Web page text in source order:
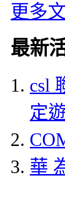
更多
最新
csl
定
華